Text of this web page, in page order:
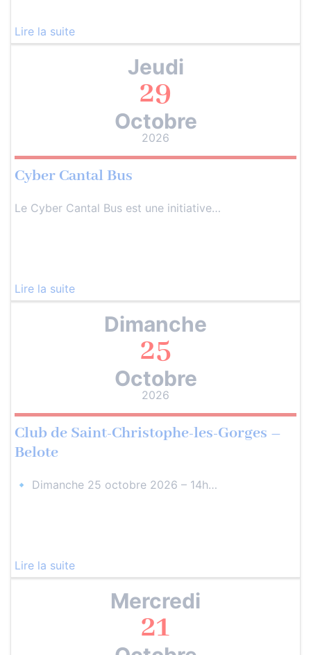
Lire la suite
Jeudi
29
Octobre
2026
Cyber Cantal Bus
Le Cyber Cantal Bus est une initiative…
Lire la suite
Dimanche
25
Octobre
2026
Club de Saint-Christophe-les-Gorges –
Belote
🔹 Dimanche 25 octobre 2026 – 14h…
Lire la suite
Mercredi
21